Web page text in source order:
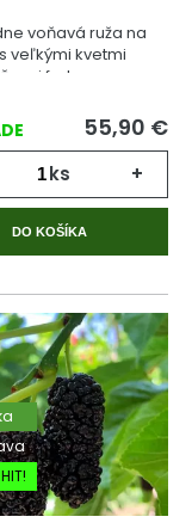
voňavá ruža na
veľkými kvetmi
farby.
55,90 €
ks +
DO KOŠÍKA